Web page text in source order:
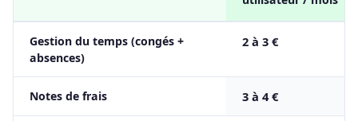
Gestion du temps (congés +
absences)
2 à 3 €
Notes de frais 3 à 4 €